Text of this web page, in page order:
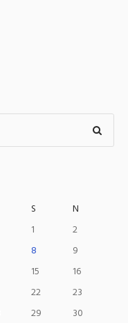
S
N
1
2
8
9
15
16
22
23
29
30